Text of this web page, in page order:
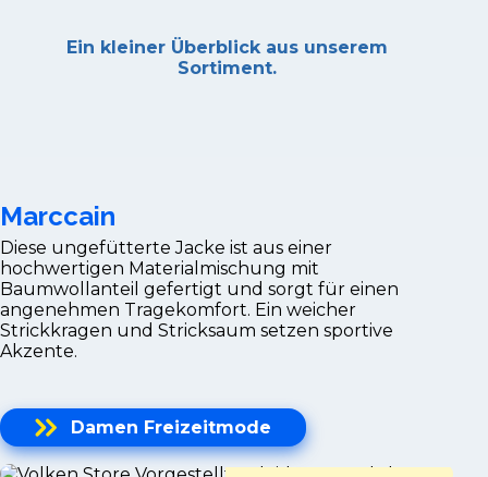
Ein kleiner Überblick aus unserem
Sortiment.
Marccain
Diese ungefütterte Jacke ist aus einer
hochwertigen Materialmischung mit
Baumwollanteil gefertigt und sorgt für einen
angenehmen Tragekomfort. Ein weicher
Strickkragen und Stricksaum setzen sportive
Akzente.
Damen Freizeitmode